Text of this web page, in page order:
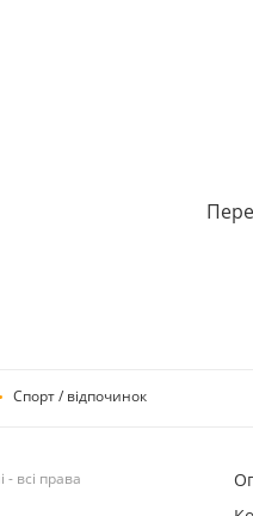
Спорт / відпочинок
всі права